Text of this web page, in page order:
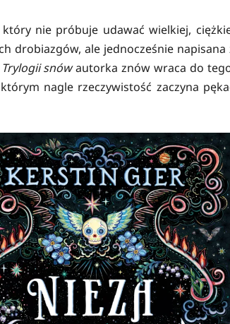
nie próbuje udawać wielkiej,
drobiazgów, ale jednocześnie napisana
Trylogii snówautorka znów wraca do
nagle rzeczywistość zaczyna